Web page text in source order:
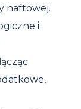
naftowej.
i